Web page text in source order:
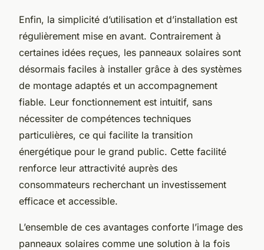
Enfin, la simplicité d’utilisation et d’installation est
régulièrement mise en avant. Contrairement à
certaines idées reçues, les panneaux solaires sont
désormais faciles à installer grâce à des systèmes
de montage adaptés et un accompagnement
fiable. Leur fonctionnement est intuitif, sans
nécessiter de compétences techniques
particulières, ce qui facilite la transition
énergétique pour le grand public. Cette facilité
renforce leur attractivité auprès des
consommateurs recherchant un investissement
efficace et accessible.
L’ensemble de ces avantages conforte l’image des
panneaux solaires comme une solution à la fois